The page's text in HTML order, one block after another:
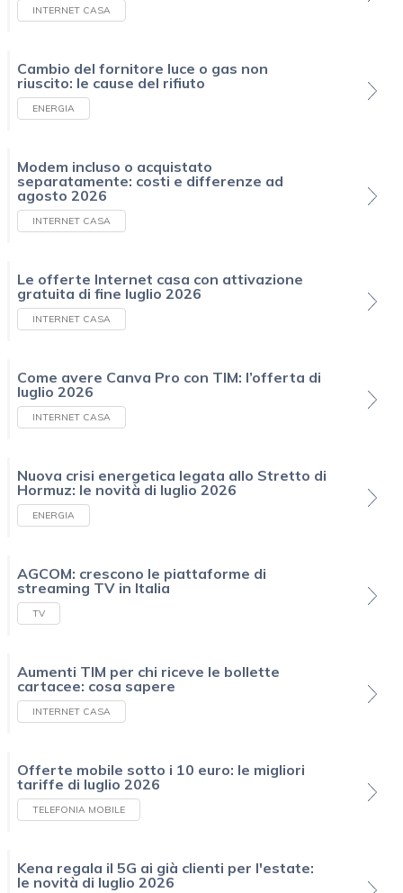
INTERNET CASA
Cambio del fornitore luce o gas non
riuscito: le cause del rifiuto
ENERGIA
Modem incluso o acquistato
separatamente: costi e differenze ad
agosto 2026
INTERNET CASA
Le offerte Internet casa con attivazione
gratuita di fine luglio 2026
INTERNET CASA
Come avere Canva Pro con TIM: l’offerta di
luglio 2026
INTERNET CASA
Nuova crisi energetica legata allo Stretto di
Hormuz: le novità di luglio 2026
ENERGIA
AGCOM: crescono le piattaforme di
streaming TV in Italia
TV
Aumenti TIM per chi riceve le bollette
cartacee: cosa sapere
INTERNET CASA
Offerte mobile sotto i 10 euro: le migliori
tariffe di luglio 2026
TELEFONIA MOBILE
Kena regala il 5G ai già clienti per l'estate:
le novità di luglio 2026